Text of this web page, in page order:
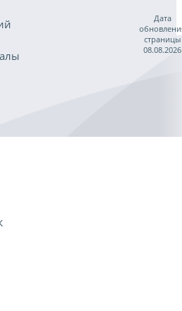
Дата
страницы
08.08.2026